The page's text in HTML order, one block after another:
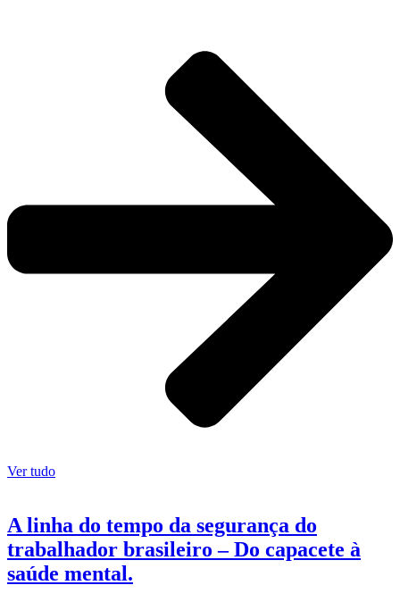
Ver tudo
A linha do tempo da segurança do
trabalhador brasileiro – Do capacete à
saúde mental.